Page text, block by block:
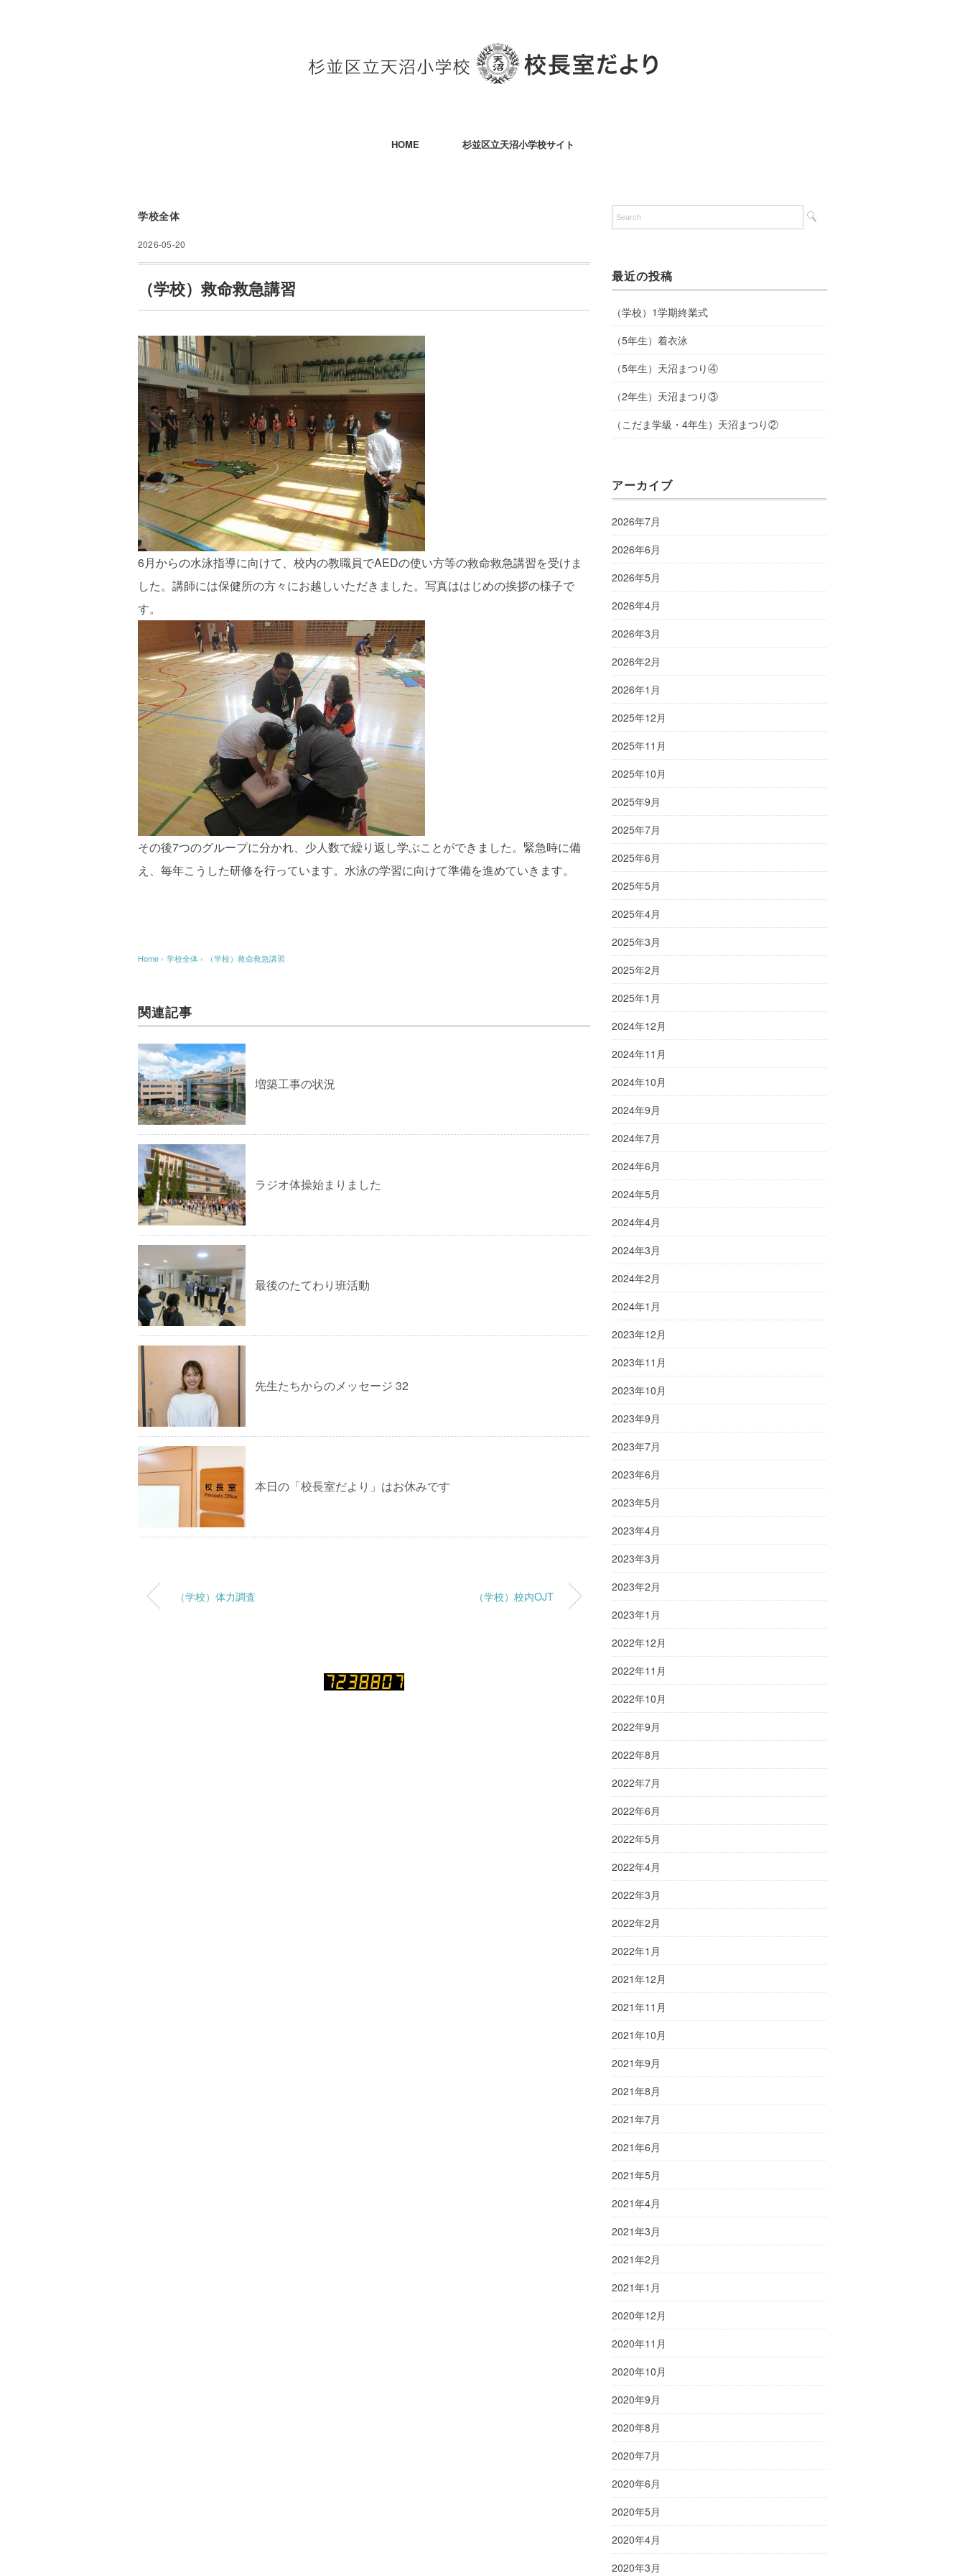
HOME 杉並区立天沼小学校サイト
学校全体
2026-05-20
（学校）救命救急講習
6月からの水泳指導に向けて、校内の教職員でAEDの使い方等の救命救急講習を受けま
した。講師には保健所の方々にお越しいただきました。写真ははじめの挨拶の様子で
す。
その後7つのグループに分かれ、少人数で繰り返し学ぶことができました。緊急時に備
え、毎年こうした研修を行っています。水泳の学習に向けて準備を進めていきます。
Home › 学校全体 › （学校）救命救急講習
関連記事
増築工事の状況
ラジオ体操始まりました
最後のたてわり班活動
先生たちからのメッセージ 32
本日の「校長室だより」はお休みです
（学校）体力調査 （学校）校内OJT
最近の投稿
（学校）1学期終業式
（5年生）着衣泳
（5年生）天沼まつり④
（2年生）天沼まつり③
（こだま学級・4年生）天沼まつり②
アーカイブ
2026年7月
2026年6月
2026年5月
2026年4月
2026年3月
2026年2月
2026年1月
2025年12月
2025年11月
2025年10月
2025年9月
2025年7月
2025年6月
2025年5月
2025年4月
2025年3月
2025年2月
2025年1月
2024年12月
2024年11月
2024年10月
2024年9月
2024年7月
2024年6月
2024年5月
2024年4月
2024年3月
2024年2月
2024年1月
2023年12月
2023年11月
2023年10月
2023年9月
2023年7月
2023年6月
2023年5月
2023年4月
2023年3月
2023年2月
2023年1月
2022年12月
2022年11月
2022年10月
2022年9月
2022年8月
2022年7月
2022年6月
2022年5月
2022年4月
2022年3月
2022年2月
2022年1月
2021年12月
2021年11月
2021年10月
2021年9月
2021年8月
2021年7月
2021年6月
2021年5月
2021年4月
2021年3月
2021年2月
2021年1月
2020年12月
2020年11月
2020年10月
2020年9月
2020年8月
2020年7月
2020年6月
2020年5月
2020年4月
2020年3月